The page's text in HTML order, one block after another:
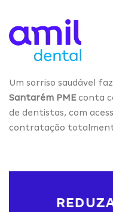
Um sorriso saudável
Santarém PMEconta
de dentistas, com
contratação